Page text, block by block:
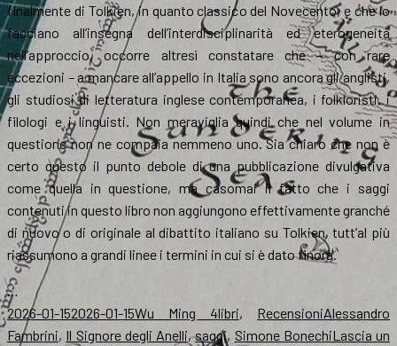
finalmente di Tolkien, in quanto classico del Novecento, e che lo
facciano all’insegna dell’interdisciplinarità ed eterogeneità
nell’approccio, occorre altresì constatare che – con rare
eccezioni – a mancare all’appello in Italia sono ancora gli anglisti,
gli studiosi di letteratura inglese contemporanea, i folkloristi, i
filologi e i linguisti. Non meraviglia quindi che nel volume in
questione non ne compaia nemmeno uno. Sia chiaro che non è
certo questo il punto debole di una pubblicazione divulgativa
come quella in questione, ma casomai il fatto che i saggi
contenuti in questo libro non aggiungono effettivamente granché
di nuovo o di originale al dibattito italiano su Tolkien, tutt’al più
riassumono a grandi linee i termini in cui si è dato finora.
…
Scritto
il
2026-01-152026-01-15Autore
Wu Ming 4Categorie
libri, RecensioniTag
Alessandro
Fambrini, Il Signore degli Anelli,saggi, Simone BonechiLascia un